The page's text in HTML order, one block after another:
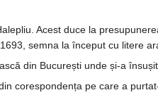
Acest duce la
semna la început cu litere
din București unde și-a
corespondența pe care a